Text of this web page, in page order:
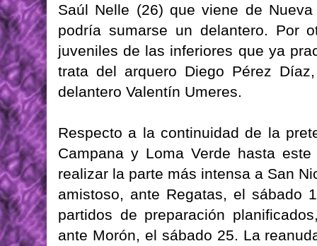
Saúl Nelle (26) que viene de
podría sumarse un delantero. Por
juveniles de las inferiores que ya
trata del arquero Diego Pérez
delantero Valentín Umeres.
Respecto a la continuidad de la
Campana y Loma Verde hasta
realizar la parte más intensa a San
amistoso, ante Regatas, el sábado
partidos de preparación
ante Morón, el sábado 25. La